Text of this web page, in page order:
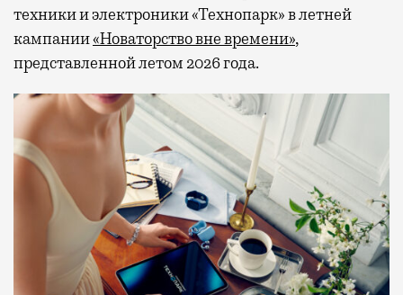
техники и электроники «Технопарк» в летней
кампании«Новаторство вне времени»,
представленной летом 2026 года.